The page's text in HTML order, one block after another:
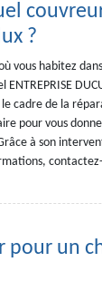
?
vous habitez
ENTREPRISE
cadre de la
pour vous
à son
un